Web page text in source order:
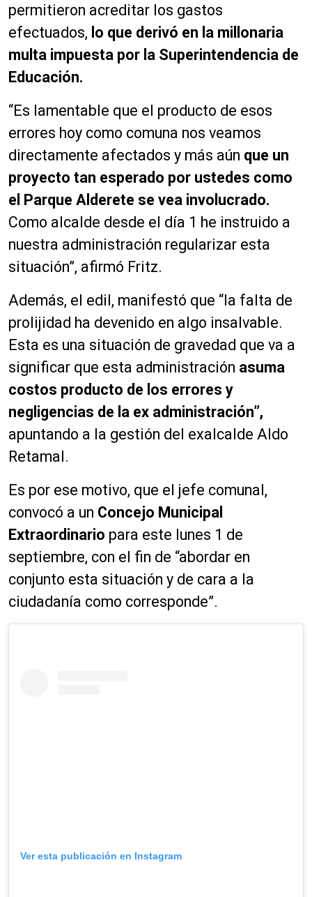
permitieron acreditar los gastos
efectuados, lo que derivó en la millonaria
multa impuesta por la Superintendencia de
Educación.
“Es lamentable que el producto de esos
errores hoy como comuna nos veamos
directamente afectados y más aún que un
proyecto tan esperado por ustedes como
el Parque Alderete se vea involucrado.
Como alcalde desde el día 1 he instruido a
nuestra administración regularizar esta
situación”, afirmó Fritz.
Además, el edil, manifestó que “la falta de
prolijidad ha devenido en algo insalvable.
Esta es una situación de gravedad que va a
significar que esta administración asuma
costos producto de los errores y
negligencias de la ex administración”,
apuntando a la gestión del exalcalde Aldo
Retamal.
Es por ese motivo, que el jefe comunal,
convocó a un Concejo Municipal
Extraordinario para este lunes 1 de
septiembre, con el fin de “abordar en
conjunto esta situación y de cara a la
ciudadanía como corresponde”.
Ver esta publicación en Instagram